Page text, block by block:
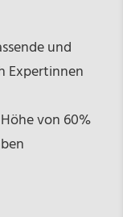
und
Expertinnen
von 60%